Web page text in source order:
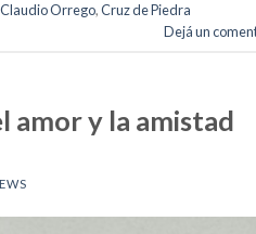
Claudio Orrego,Cruz de Piedra
Dejá un
amor y la amistad